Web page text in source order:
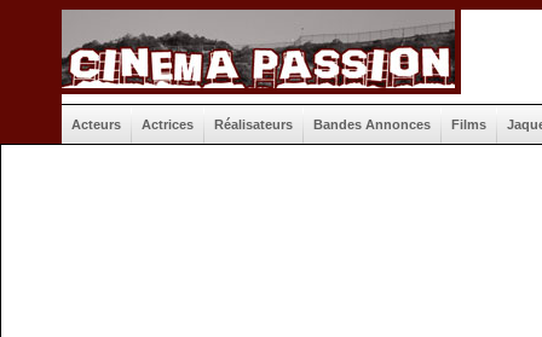
Acteurs Actrices Réalisateurs Bandes Annonces Films